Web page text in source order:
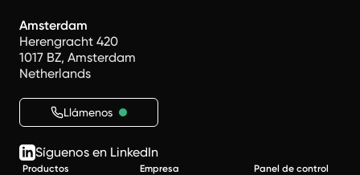
Amsterdam
Herengracht 420
1017 BZ, Amsterdam
Netherlands
Llámenos
Síguenos en LinkedIn
Productos
Empresa
Panel de control